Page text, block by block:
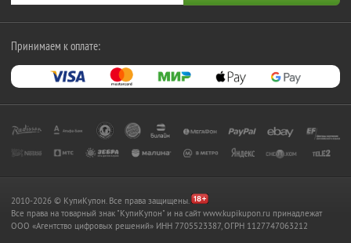
Принимаем к оплате:
2010-2026 © КупиКупон. Все права защищены.
Все права на товарный знак "КупиКупон" и на сайт www.kupikupon.ru принадлежат
OOO «Агентство цифровых решений» ИНН 7705523387, ОГРН 1127747063212